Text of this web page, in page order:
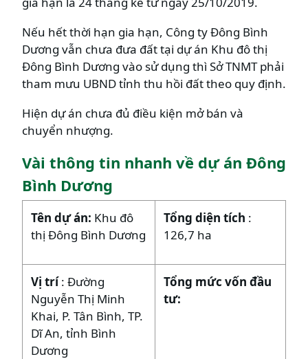
Nếu hết thời hạn gia hạn, Công ty Đông Bình
Dương vẫn chưa đưa đất tại dự án Khu đô thị
Đông Bình Dương vào sử dụng thì Sở TNMT phải
tham mưu UBND tỉnh thu hồi đất theo quy định.
Hiện dự án chưa đủ điều kiện mở bán và
chuyển nhượng.
Vài thông tin nhanh về dự án Đông
Bình Dương
Tên dự án: Khu đô
thị Đông Bình Dương
Tổng diện tích :
126,7 ha
Vị trí: Đường
Nguyễn Thị Minh
Khai, P. Tân Bình, TP.
Dĩ An, tỉnh Bình
Dương
Tổng mức vốn đầu
tư: